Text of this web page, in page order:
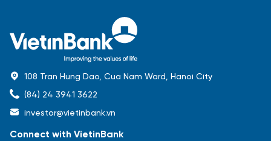
108 Tran Hung Dao, Cua Nam Ward, Hanoi City
(84) 24 3941 3622
investor@vietinbank.vn
Connect with VietinBank